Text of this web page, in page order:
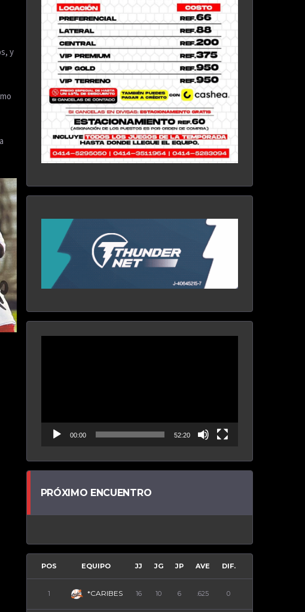
y
00:00 52:20
PRÓXIMO ENCUENTRO
POS EQUIPO JJ JG JP AVE DIF.
1 *CARIBES 16 10 6 .625 0